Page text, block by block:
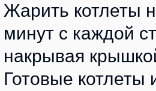
Жарить котлеты
минут с каждой
накрывая
Готовые котлеты